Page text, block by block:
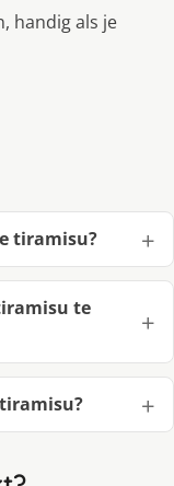
handig als je
tiramisu?
te